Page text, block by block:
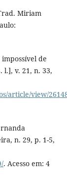
Miriam
impossível de
l.], v. 21, n. 33,
article/view/
n. 29, p. 1-5,
. Acesso em: 4